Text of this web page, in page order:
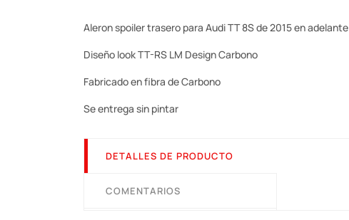
Aleron spoiler trasero para Audi TT 8S de 2015 en adelante
Diseño look TT-RS LM Design Carbono
Fabricado en fibra de Carbono
Se entrega sin pintar
DETALLES DE PRODUCTO
COMENTARIOS